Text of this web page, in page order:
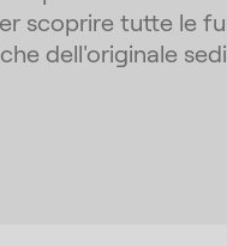
scoprire tutte le
dell'originale